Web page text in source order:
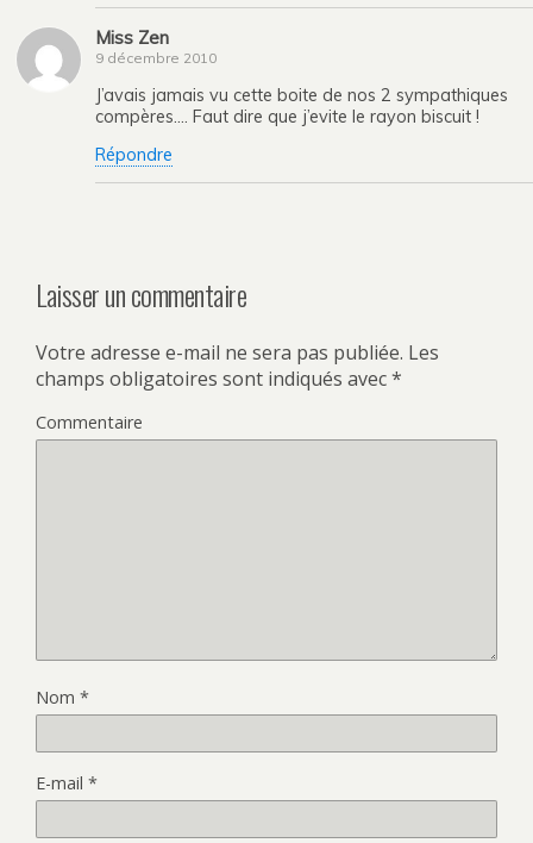
Miss Zen
9 décembre 2010
J’avais jamais vu cette boite de nos 2 sympathiques
compères…. Faut dire que j’evite le rayon biscuit !
Répondre
Laisser un commentaire
Votre adresse e-mail ne sera pas publiée. Les
champs obligatoires sont indiqués avec*
Commentaire
Nom *
E-mail *